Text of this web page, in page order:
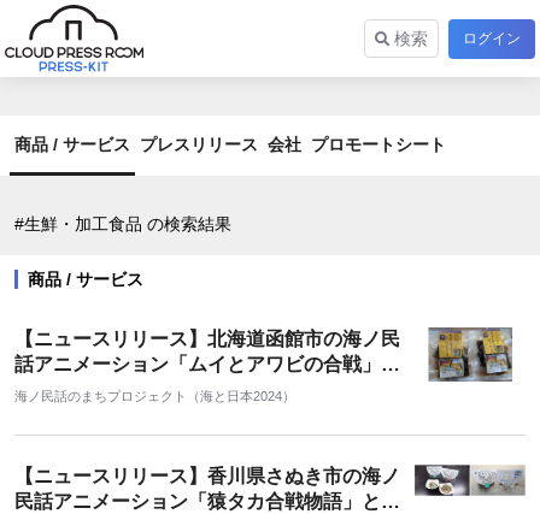
検索 ログイン
商品 / サービス プレスリリース 会社 プロモートシート
#生鮮・加工食品 の検索結果
商品 / サービス
【ニュースリリース】北海道函館市の海ノ民
話アニメーション「ムイとアワビの合戦」と
コラボ オリジナルパッケージの「帆立と根昆
海ノ民話のまちプロジェクト（海と日本2024）
【ニュースリリース】香川県さぬき市の海ノ
民話アニメーション「猿タカ合戦物語」とコ